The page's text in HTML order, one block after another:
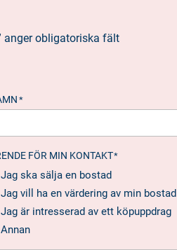
anger obligatoriska fält
*
FÖR MIN KONTAKT*
Jag ska sälja en bostad
Jag vill ha en värdering av min bostad
Jag är intresserad av ett köpuppdrag
Annan